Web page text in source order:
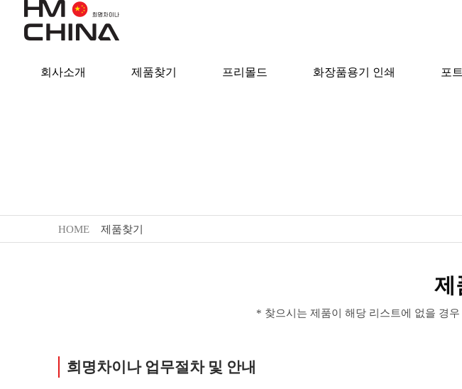
회사소개 제품찾기 프리몰드 화장품용기 인쇄 포
HOME 제품찾기
제
* 찾으시는 제품이 해당 리스트에 없을 경
희명차이나 업무절차 및 안내